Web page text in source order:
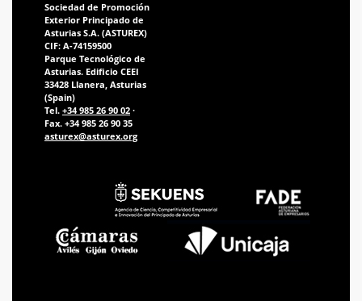
Sociedad de Promoción
Exterior Principado de
Asturias S.A. (ASTUREX)
CIF: A-74159500
Parque Tecnológico de
Asturias. Edificio CEEI
33428 Llanera, Asturias
(Spain)
Tel. +34 985 26 90 02 ·
Fax. +34 985 26 90 35
asturex@asturex.org